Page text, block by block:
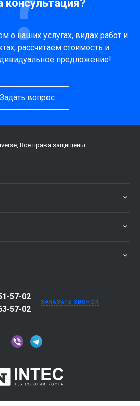
консультация?
о наших услугах, видах работ и
рассчитаем стоимость и
предложение!
Задать вопрос
Все права защищены
57-02
57-02
ЗАКАЗАТЬ ЗВОНОК